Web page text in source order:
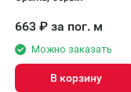
663 ₽ за пог. м
Можно заказать
В корзину